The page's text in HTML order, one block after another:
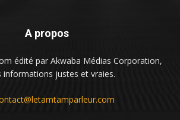
A propos
édité par Akwaba Médias Corporation,
justes et vraies.